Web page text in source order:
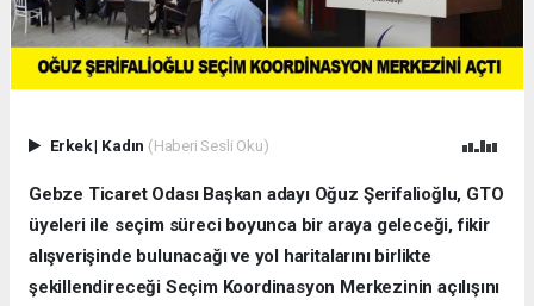
Erkek| Kadın (Haberi Sesli Oku)
Gebze Ticaret Odası Başkan adayı Oğuz Şerifalioğlu, GTO
üyeleri ile seçim süreci boyunca bir araya geleceği, fikir
alışverişinde bulunacağı ve yol haritalarını birlikte
şekillendireceği Seçim Koordinasyon Merkezinin açılışını